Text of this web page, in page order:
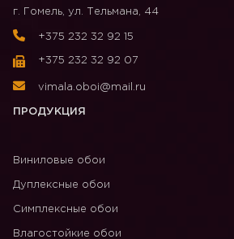
г. Гомель, ул. Тельмана, 44
+375 232 32 92 15
+375 232 32 92 07
vimala.oboi@mail.ru
ПРОДУКЦИЯ
Виниловые обои
Дуплексные обои
Симплексные обои
Влагостойкие обои